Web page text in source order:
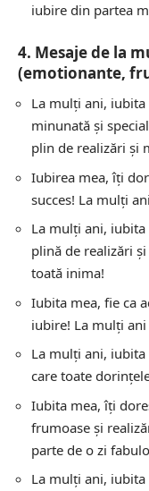
iubire din partea
4. Mesaje de la
(emotionante,
La mulți ani, iubita
minunată și
plin de realizări și
Iubirea mea, îți
succes! La mulți
La mulți ani, iubita
plină de realizări
toată inima!
Iubita mea, fie ca
iubire! La mulți
La mulți ani, iubita
care toate
Iubita mea, îți
frumoase și
parte de o zi
La mulți ani, iubita